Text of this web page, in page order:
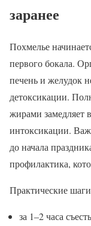
заранее
Похмелье
первого бокала.
печень и желудок
детоксикации.
жирами замедляет
интоксикации.
до начала
профилактика,
Практические
за 1–2 часа